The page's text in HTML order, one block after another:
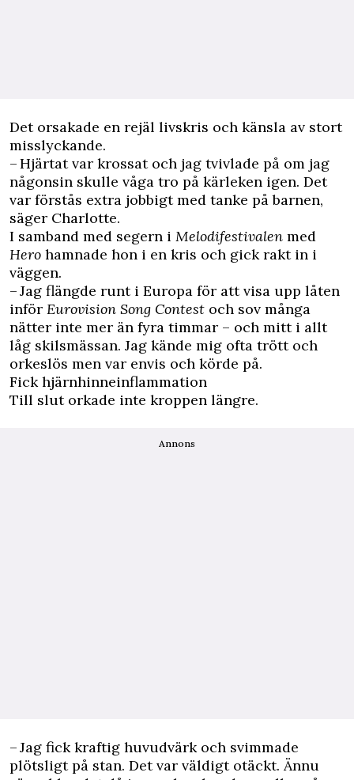
Det orsakade en rejäl livskris och känsla av stort
misslyckande.
– Hjärtat var krossat och jag tvivlade på om jag
någonsin skulle våga tro på kärleken igen. Det
var förstås extra jobbigt med tanke på barnen,
säger Charlotte.
I samband med segern i Melodifestivalen med
Hero hamnade hon i en kris och gick rakt in i
väggen.
– Jag flängde runt i Europa för att visa upp låten
inför Eurovision Song Contest och sov många
nätter inte mer än fyra timmar – och mitt i allt
låg skilsmässan. Jag kände mig ofta trött och
orkeslös men var envis och körde på.
Fick hjärnhinneinflammation
Till slut orkade inte kroppen längre.
Annons
– Jag fick kraftig huvudvärk och svimmade
plötsligt på stan. Det var väldigt otäckt. Ännu